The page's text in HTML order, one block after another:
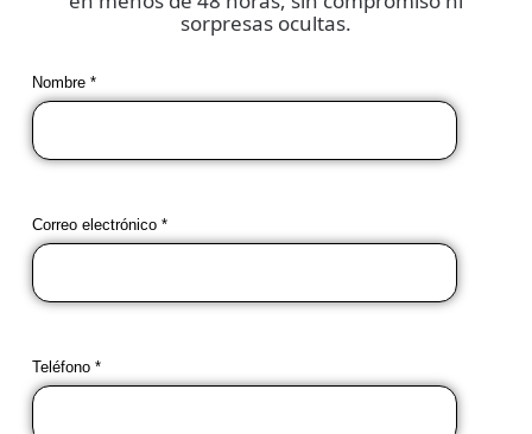
sorpresas ocultas.
Nombre *
Correo electrónico *
Teléfono *